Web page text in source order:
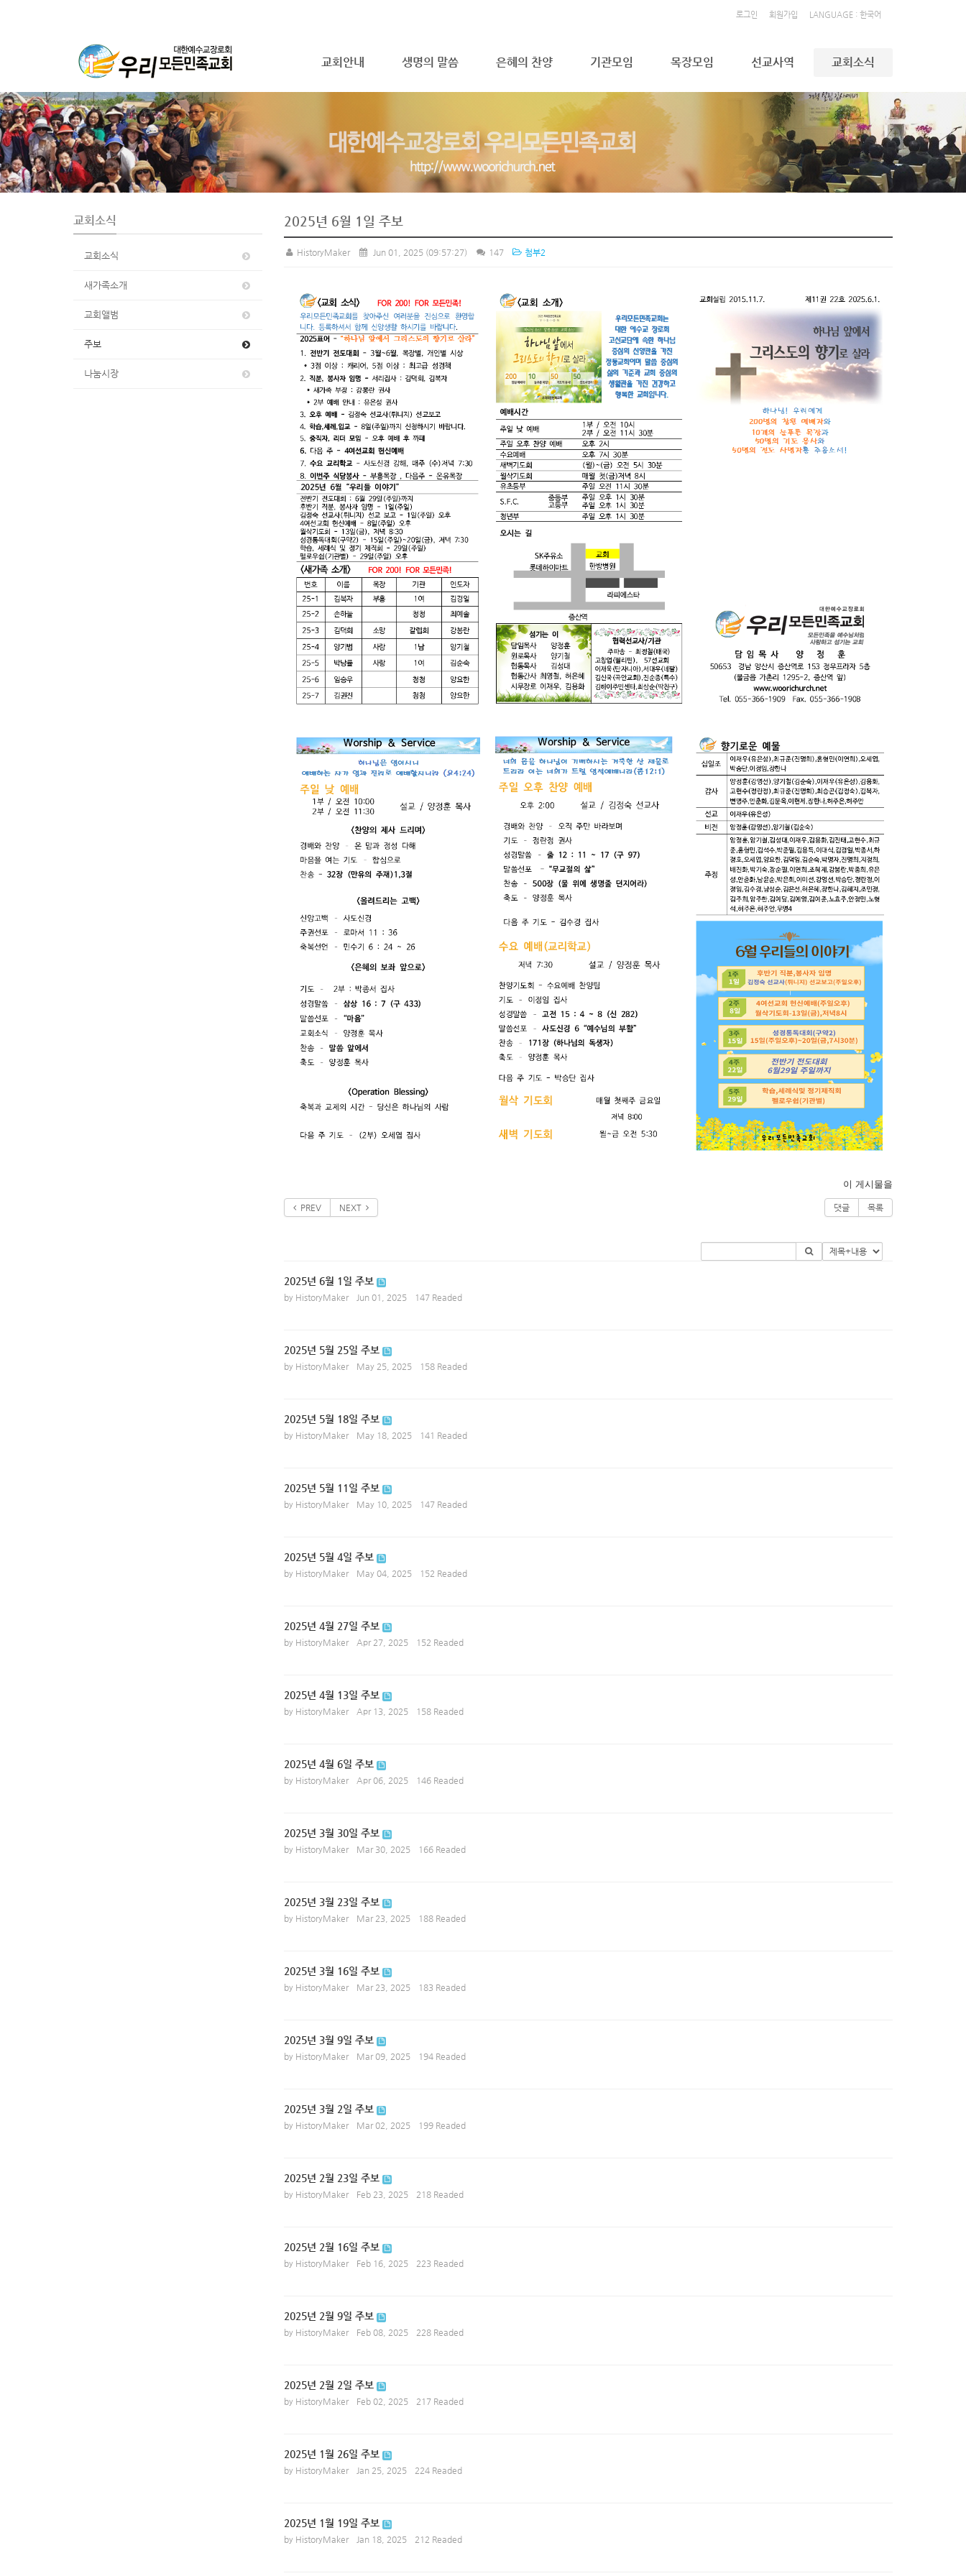
로그인 회원가입 LANGUAGE : 한국어
교회안내 생명의 말씀 은혜의 찬양 기관모임 목장모임 선교사역 교회소식
S
u
b
P
r
o
m
t
i
교회소식
교회소식
새가족소개
교회앨범
주보
나눔시장
2025년 6월 1일 주보
HistoryMaker Jun 01, 2025 (09:57:27) 147 첨부2
이 게시물을
PREV NEXT 댓글 목록
2025년 6월 1일 주보
by HistoryMaker Jun 01, 2025 147 Readed
2025년 5월 25일 주보
by HistoryMaker May 25, 2025 158 Readed
2025년 5월 18일 주보
by HistoryMaker May 18, 2025 141 Readed
2025년 5월 11일 주보
by HistoryMaker May 10, 2025 147 Readed
2025년 5월 4일 주보
by HistoryMaker May 04, 2025 152 Readed
2025년 4월 27일 주보
by HistoryMaker Apr 27, 2025 152 Readed
2025년 4월 13일 주보
by HistoryMaker Apr 13, 2025 158 Readed
2025년 4월 6일 주보
by HistoryMaker Apr 06, 2025 146 Readed
2025년 3월 30일 주보
by HistoryMaker Mar 30, 2025 166 Readed
2025년 3월 23일 주보
by HistoryMaker Mar 23, 2025 188 Readed
2025년 3월 16일 주보
by HistoryMaker Mar 23, 2025 183 Readed
2025년 3월 9일 주보
by HistoryMaker Mar 09, 2025 194 Readed
2025년 3월 2일 주보
by HistoryMaker Mar 02, 2025 199 Readed
2025년 2월 23일 주보
by HistoryMaker Feb 23, 2025 218 Readed
2025년 2월 16일 주보
by HistoryMaker Feb 16, 2025 223 Readed
2025년 2월 9일 주보
by HistoryMaker Feb 08, 2025 228 Readed
2025년 2월 2일 주보
by HistoryMaker Feb 02, 2025 217 Readed
2025년 1월 26일 주보
by HistoryMaker Jan 25, 2025 224 Readed
2025년 1월 19일 주보
by HistoryMaker Jan 18, 2025 212 Readed